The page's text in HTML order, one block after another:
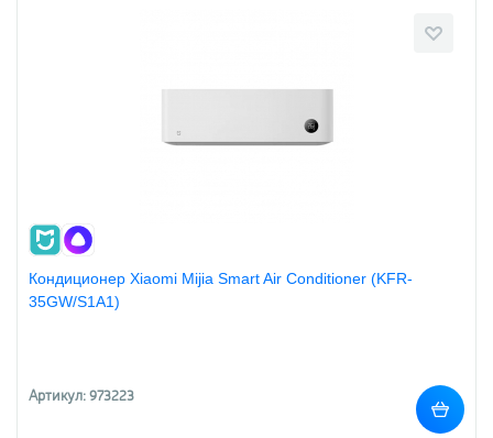
Кондиционер Xiaomi Mijia Smart Air Conditioner (KFR-
35GW/S1A1)
Артикул: 973223